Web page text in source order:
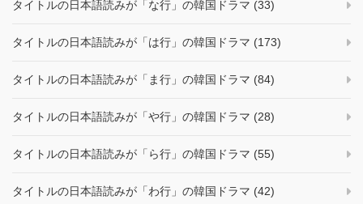
タイトルの日本語読みが「な行」の韓国ドラマ (33)
タイトルの日本語読みが「は行」の韓国ドラマ (173)
タイトルの日本語読みが「ま行」の韓国ドラマ (84)
タイトルの日本語読みが「や行」の韓国ドラマ (28)
タイトルの日本語読みが「ら行」の韓国ドラマ (55)
タイトルの日本語読みが「わ行」の韓国ドラマ (42)